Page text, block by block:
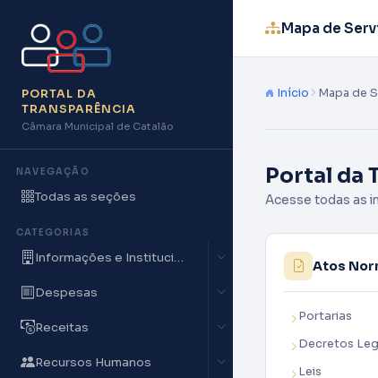
PORTAL DA
TRANSPARÊNCIA
Câmara Municipal de Catalão
NAVEGAÇÃO
Todas as seções
CATEGORIAS
Informações e Institucionais
Despesas
Receitas
Recursos Humanos
Mapa de
Início Mapa de
Portal da
Acesse todas as
Atos
Portarias
Decretos
Leis